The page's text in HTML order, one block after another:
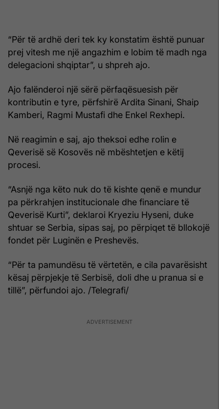
“Për të ardhë deri tek ky konstatim është punuar
prej vitesh me një angazhim e lobim të madh nga
delegacioni shqiptar”, u shpreh ajo.
Ajo falënderoi një sërë përfaqësuesish për
kontributin e tyre, përfshirë Ardita Sinani, Shaip
Kamberi, Ragmi Mustafi dhe Enkel Rexhepi.
Në reagimin e saj, ajo theksoi edhe rolin e
Qeverisë së Kosovës në mbështetjen e këtij
procesi.
“Asnjë nga këto nuk do të kishte qenë e mundur
pa përkrahjen institucionale dhe financiare të
Qeverisë Kurti”, deklaroi Kryeziu Hyseni, duke
shtuar se Serbia, sipas saj, po përpiqet të bllokojë
fondet për Luginën e Preshevës.
“Për ta pamundësu të vërtetën, e cila pavarësisht
kësaj përpjekje të Serbisë, doli dhe u pranua si e
tillë”, përfundoi ajo. /Telegrafi/